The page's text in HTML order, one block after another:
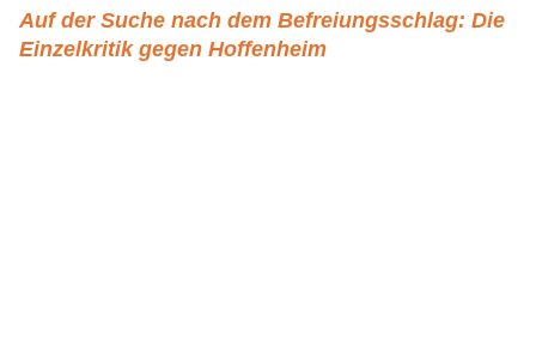
Auf der Suche nach dem Befreiungsschlag: Die
Einzelkritik gegen Hoffenheim